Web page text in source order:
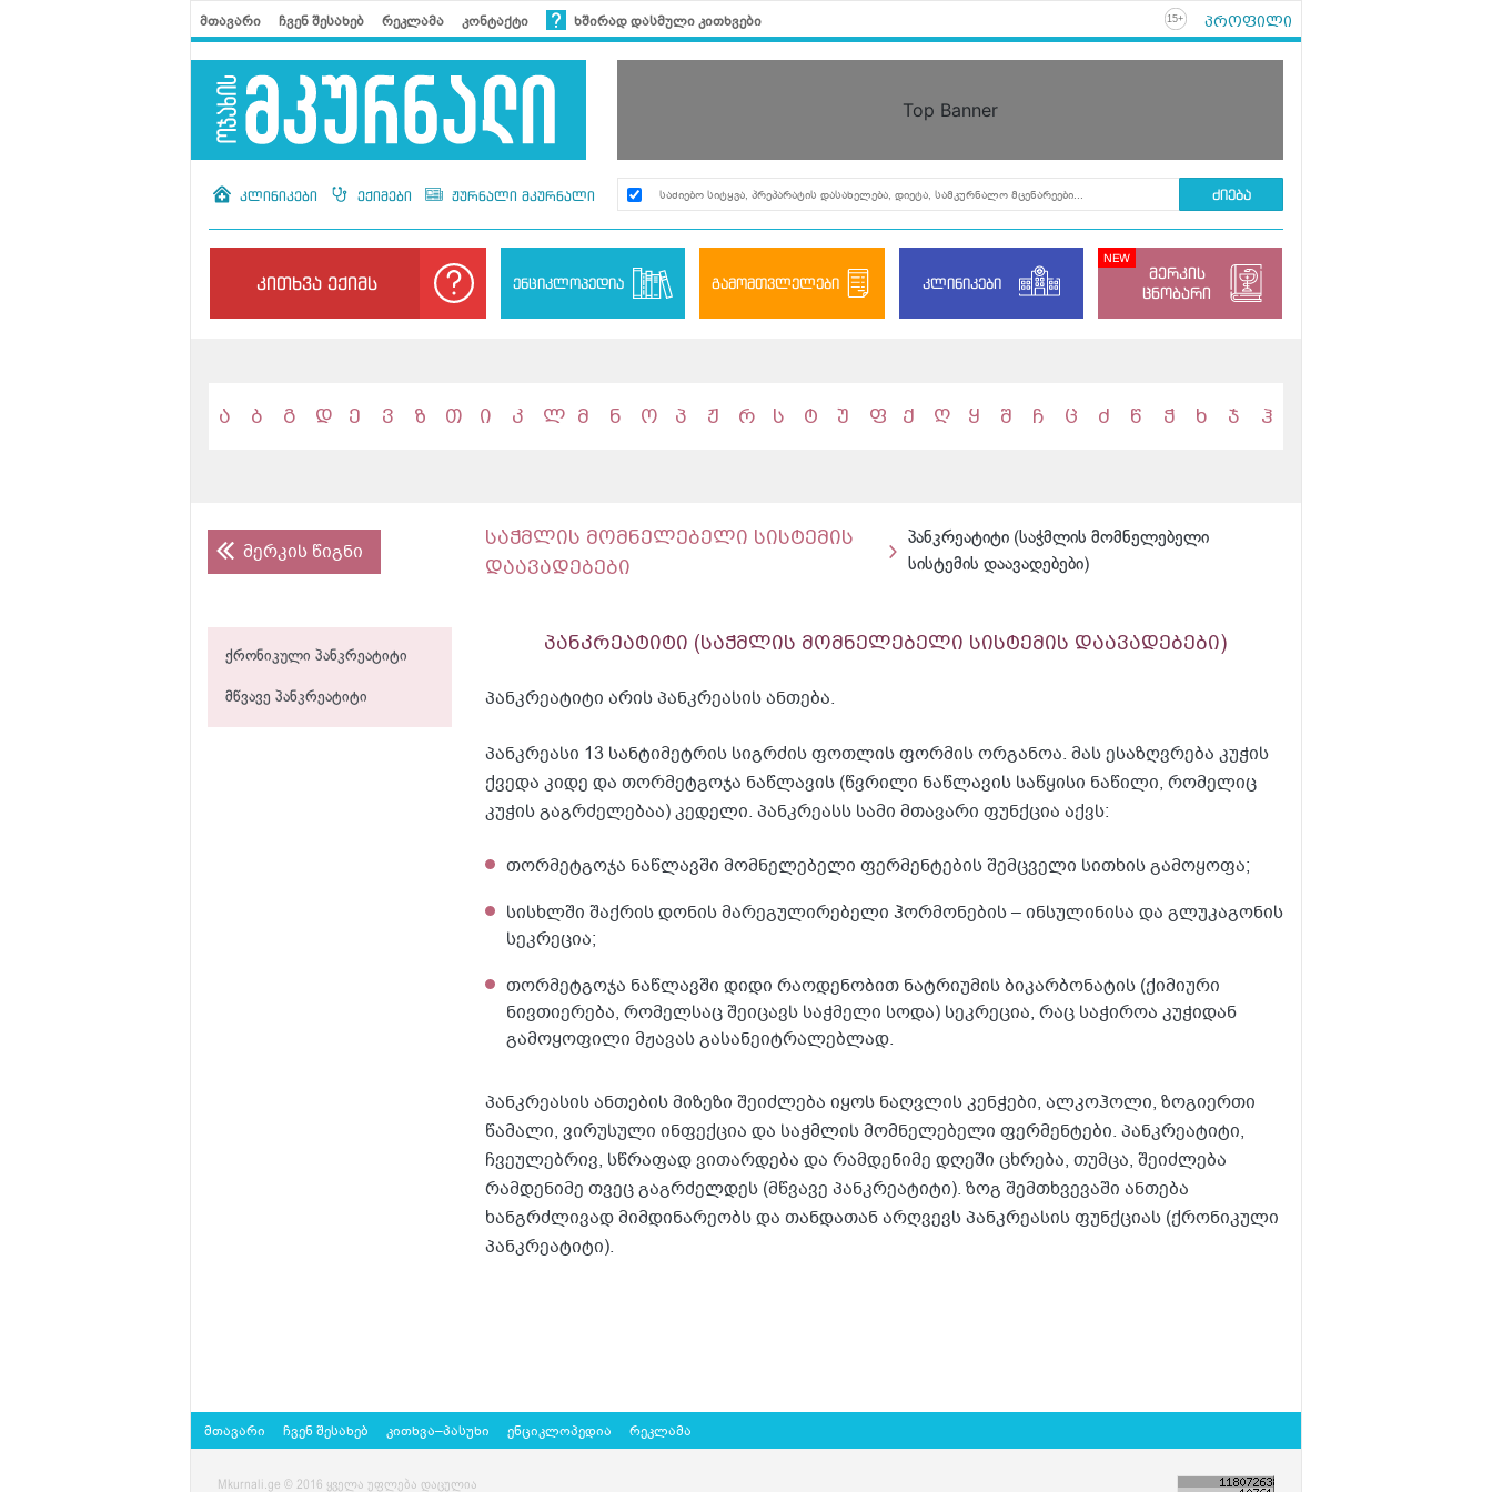
მთავარი ჩვენ შესახებ რეკლამა კონტაქტი ხშირად დასმული კითხვები 15+ პროფილი
Top Banner
კლინიკები ექიმები ჟურნალი მკურნალი
კითხვა ექიმს ენციკლოპედია გამომთვლელები კლინიკები
მერკის
ცნობარი
ა ბ გ დ ე ვ ზ თ ი კ ლ მ ნ ო პ ჟ რ ს ტ უ ფ ქ ღ ყ შ ჩ ც ძ წ ჭ ხ ჯ ჰ
მერკის წიგნი
ქრონიკული პანკრეატიტი
მწვავე პანკრეატიტი
საჭმლის მომნელებელი სისტემის
დაავადებები
პანკრეატიტი (საჭმლის მომნელებელი
სისტემის დაავადებები)
პანკრეატიტი (საჭმლის მომნელებელი სისტემის დაავადებები)
პანკრეატიტი არის პანკრეასის ანთება.
პანკრეასი 13 სანტიმეტრის სიგრძის ფოთლის ფორმის ორგანოა. მას ესაზღვრება კუჭის
ქვედა კიდე და თორმეტგოჯა ნაწლავის (წვრილი ნაწლავის საწყისი ნაწილი, რომელიც
კუჭის გაგრძელებაა) კედელი. პანკრეასს სამი მთავარი ფუნქცია აქვს:
თორმეტგოჯა ნაწლავში მომნელებელი ფერმენტების შემცველი სითხის გამოყოფა;
სისხლში შაქრის დონის მარეგულირებელი ჰორმონების – ინსულინისა და გლუკაგონის
სეკრეცია;
თორმეტგოჯა ნაწლავში დიდი რაოდენობით ნატრიუმის ბიკარბონატის (ქიმიური
ნივთიერება, რომელსაც შეიცავს საჭმელი სოდა) სეკრეცია, რაც საჭიროა კუჭიდან
გამოყოფილი მჟავას გასანეიტრალებლად.
პანკრეასის ანთების მიზეზი შეიძლება იყოს ნაღვლის კენჭები, ალკოჰოლი, ზოგიერთი
წამალი, ვირუსული ინფექცია და საჭმლის მომნელებელი ფერმენტები. პანკრეატიტი,
ჩვეულებრივ, სწრაფად ვითარდება და რამდენიმე დღეში ცხრება, თუმცა, შეიძლება
რამდენიმე თვეც გაგრძელდეს (მწვავე პანკრეატიტი). ზოგ შემთხვევაში ანთება
ხანგრძლივად მიმდინარეობს და თანდათან არღვევს პანკრეასის ფუნქციას (ქრონიკული
პანკრეატიტი).
მთავარი ჩვენ შესახებ კითხვა–პასუხი ენციკლოპედია რეკლამა
Mkurnali.ge © 2016 ყველა უფლება დაცულია